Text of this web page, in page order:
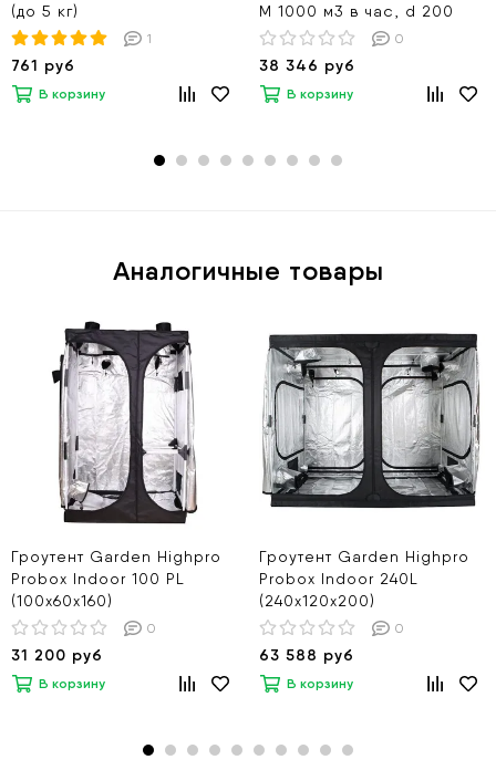
(до 5 кг)
1
761 руб
В корзину
М 1000 м3 в час, d 200
0
38 346 руб
В корзину
Аналогичные товары
Гроутент Garden Highpro
Probox Indoor 100 PL
(100х60х160)
0
31 200 руб
В корзину
Гроутент Garden Highpro
Probox Indoor 240L
(240х120х200)
0
63 588 руб
В корзину